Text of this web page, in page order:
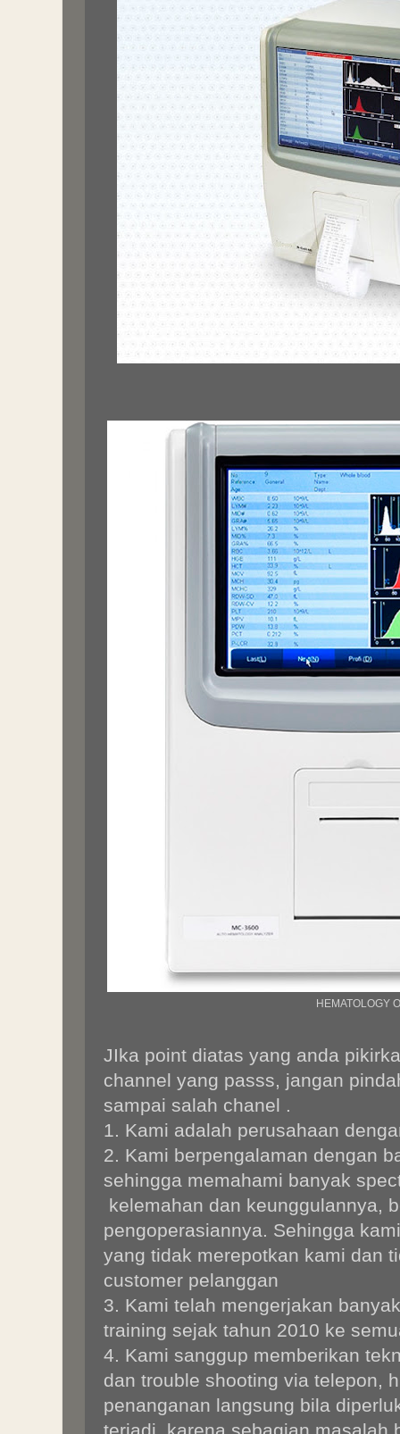
HEMATOLOGY
JIka point diatas yang anda
channel yang passs, jangan
sampai salah chanel .
1. Kami adalah perusahaan
2. Kami berpengalaman dengan
sehingga memahami banyak
kelemahan dan keunggulannya,
pengoperasiannya. Sehingga
yang tidak merepotkan kami dan
customer pelanggan
3. Kami telah mengerjakan
training sejak tahun 2010 ke
4. Kami sanggup memberikan
dan trouble shooting via telepon,
penanganan langsung bila